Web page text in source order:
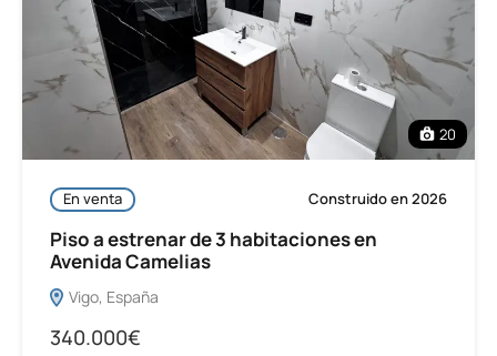
20
En venta Construido en 2026
Piso a estrenar de 3 habitaciones en
Avenida Camelias
Vigo, España
340.000€